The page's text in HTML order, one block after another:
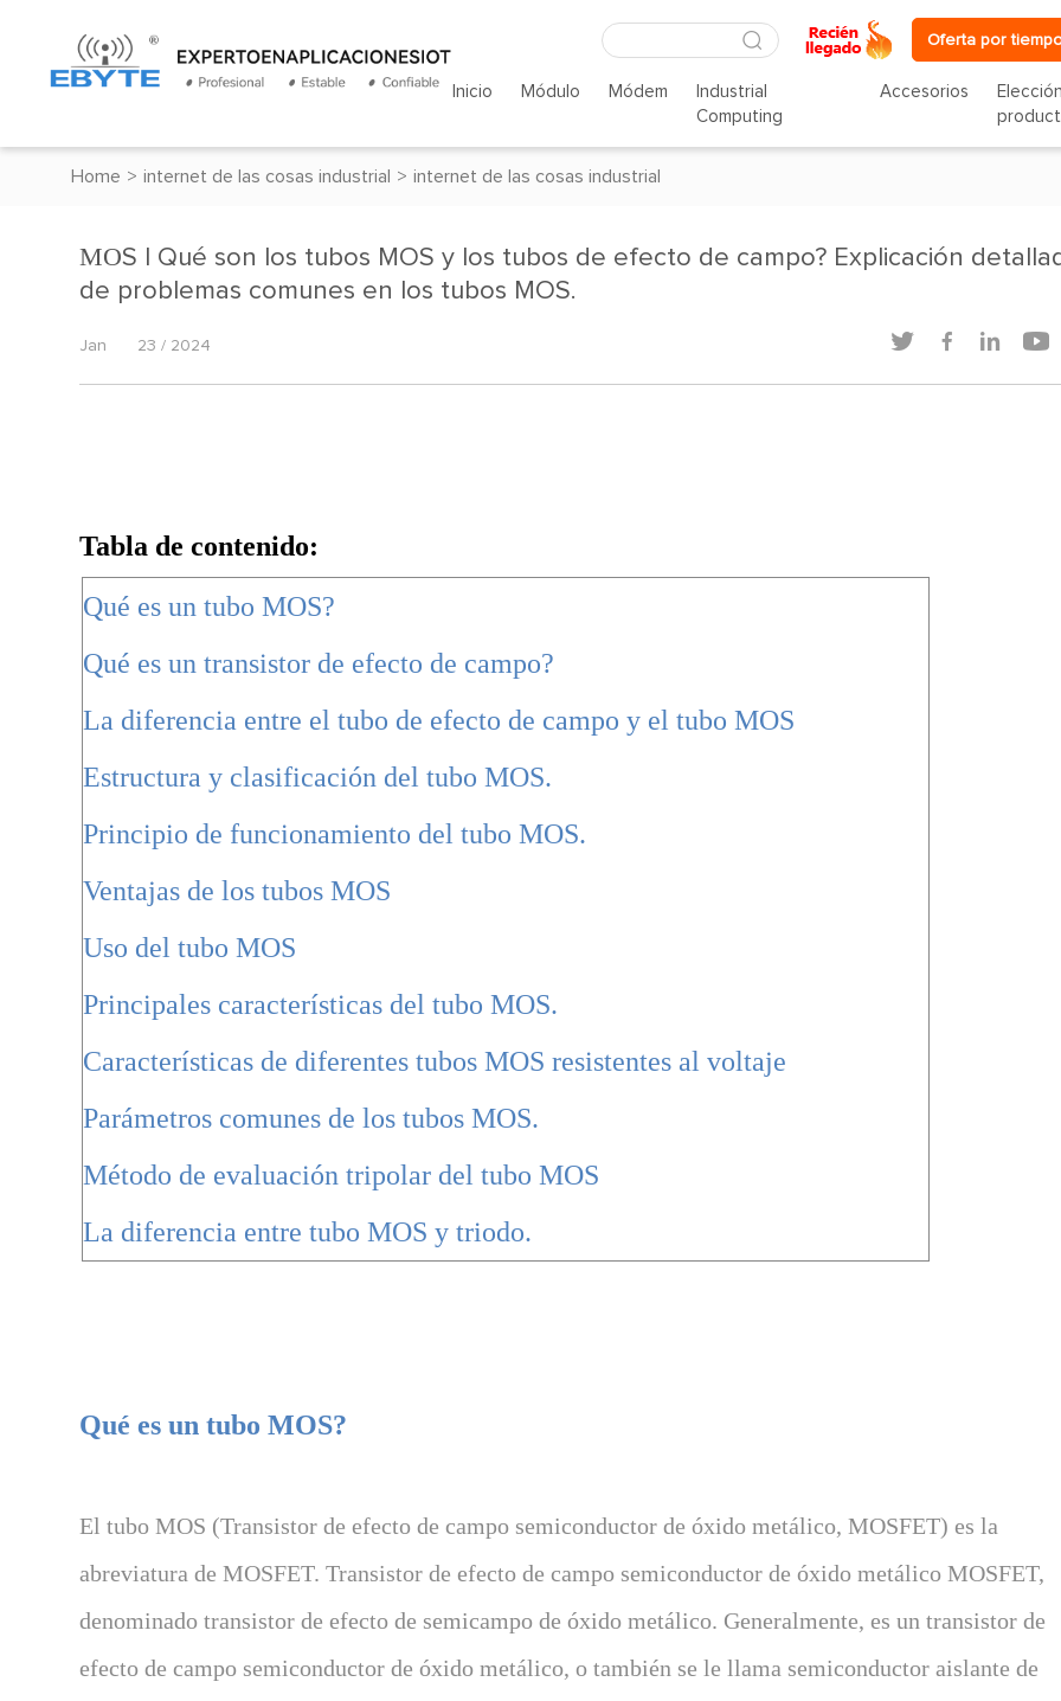
Oferta por
Inicio Módulo Módem
Industrial
Computing
Accesorios
Home > internet de las cosas industrial > internet de las cosas industrial
МОS | Qué son los tubos MOS y los tubos de efecto de campo? Explicación
de problemas comunes en los tubos MOS.
Jan 23 / 2024    
Tabla de contenido:
Qué es un tubo MOS?
Qué es un transistor de efecto de campo?
La diferencia entre el tubo de efecto de campo y el tubo MOS
Estructura y clasificación del tubo MOS.
Principio de funcionamiento del tubo MOS.
Ventajas de los tubos MOS
Uso del tubo MOS
Principales características del tubo MOS.
Características de diferentes tubos MOS resistentes al voltaje
Parámetros comunes de los tubos MOS.
Método de evaluación tripolar del tubo MOS
La diferencia entre tubo MOS y triodo.
Qué es un tubo MOS?
El tubo MOS (Transistor de efecto de campo semiconductor de óxido metálico, MOSFET) es la
abreviatura de MOSFET. Transistor de efecto de campo semiconductor de óxido metálico MOSFET,
denominado transistor de efecto de semicampo de óxido metálico. Generalmente, es un transistor de
efecto de campo semiconductor de óxido metálico, o también se le llama semiconductor aislante de